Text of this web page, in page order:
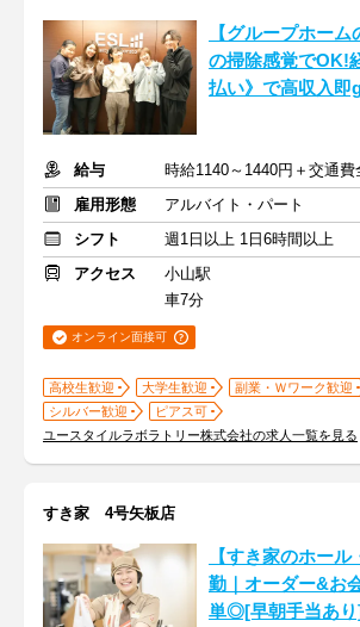
【グループホー
の掃除感覚でOK!
払い》で高収入
給与
時給1140～1440円＋交通費
雇用形態
アルバイト・パート
シフト
週1日以上 1日6時間以上
アクセス
小山駅
車7分
オンライン面接可
高校生歓迎 大学生歓迎
副業・Ｗワーク歓迎
シルバー歓迎
ピアス可
ユースタイルラボラトリー株式会社の求人一覧を見る
すき家 4号矢板店
【すき家のホール
勤｜オーダー&お
単◎[早朝手当あり]